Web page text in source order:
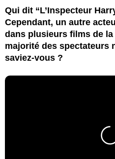
Qui dit “L’Inspecteur
Cependant, un autre
dans plusieurs films de
majorité des spectateurs
saviez-vous ?